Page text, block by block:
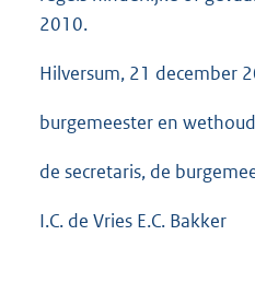
2010.
Hilversum, 21 december
burgemeester en
de secretaris, de
I.C. de Vries E.C. Bakker